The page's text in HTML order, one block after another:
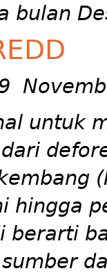
bulan
untuk
hingga
berarti